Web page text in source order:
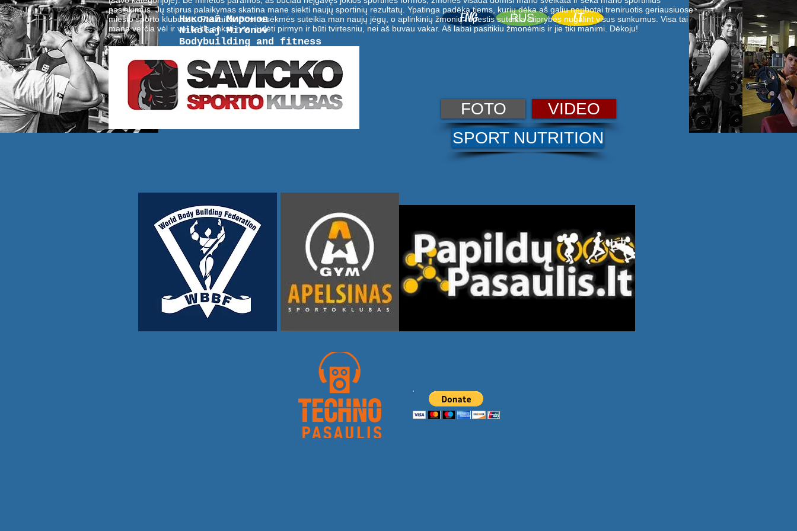
Николай Миронов
Nikolaj Mironov
Bodybuilding and fitness
Бег с волосипедом
Triračių sportas
детский церебральный паралич
cerebral palsy
vaikų cerebrinis paralyžius
ENG RUS LT
FOTO
VIDEO
SPORT NUTRITION
pasiekimus. Jų stiprus palaikymas skatina mane siekti naujų sportinių rezultatų. Ypatinga padėka tiems, kurių dėka aš galiu neribotai treniruotis geriausiuose
miesto sporto klubuose. Pasitaikančios nesėkmės suteikia man naujų jėgų, o aplinkinių žmonių rūpestis suteikia stiprybės nugalint visus sunkumus. Visa tai
mane verčia vėl ir vėl keltis anksti ryte, judėti pirmyn ir būti tvirtesniu, nei aš buvau vakar. Aš labai pasitikiu žmonėmis ir jie tiki manimi. Dėkoju!